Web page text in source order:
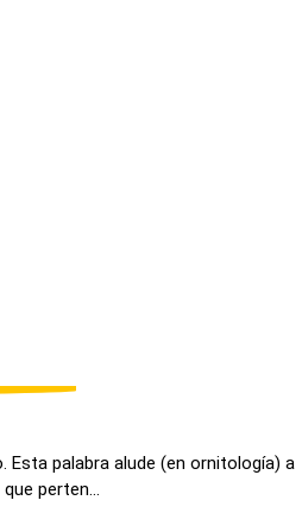
Esta palabra alude (en ornitología) a
perten...